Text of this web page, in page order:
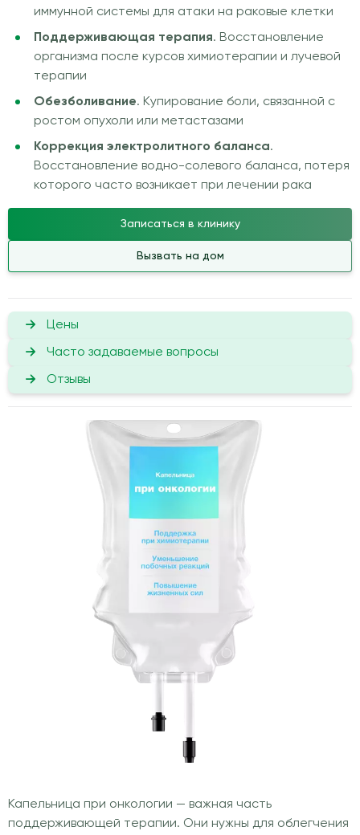
иммунной системы для атаки на раковые клетки
Поддерживающая терапия. Восстановление
организма после курсов химиотерапии и лучевой
терапии
Обезболивание. Купирование боли, связанной с
ростом опухоли или метастазами
Коррекция электролитного баланса.
Восстановление водно-солевого баланса, потеря
которого часто возникает при лечении рака
Записаться в клинику
Вызвать на дом
Цены
Часто задаваемые вопросы
Отзывы
Капельница при онкологии — важная часть
поддерживающей терапии. Они нужны для облегчения